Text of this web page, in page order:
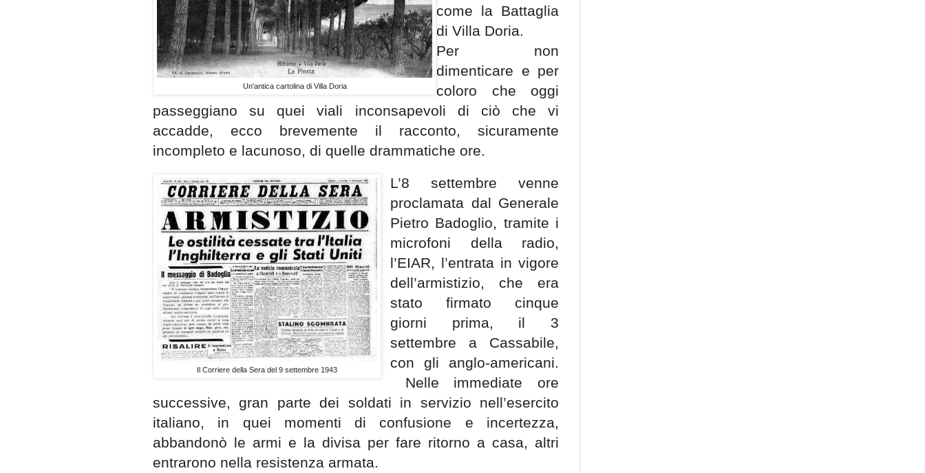
Un'antica cartolina di Villa Doria
come la Battaglia
di Villa Doria.
Per non
dimenticare e per
coloro che oggi
passeggiano su quei viali inconsapevoli di ciò che vi
accadde, ecco brevemente il racconto, sicuramente
incompleto e lacunoso, di quelle drammatiche ore.
Il Corriere della Sera del 9 settembre 1943
L’8 settembre venne
proclamata dal Generale
Pietro Badoglio, tramite i
microfoni della radio,
l’EIAR, l’entrata in vigore
dell’armistizio, che era
stato firmato cinque
giorni prima, il 3
settembre a Cassabile,
con gli anglo-americani.
Nelle immediate ore
successive, gran parte dei soldati in servizio nell’esercito
italiano, in quei momenti di confusione e incertezza,
abbandonò le armi e la divisa per fare ritorno a casa, altri
entrarono nella resistenza armata.